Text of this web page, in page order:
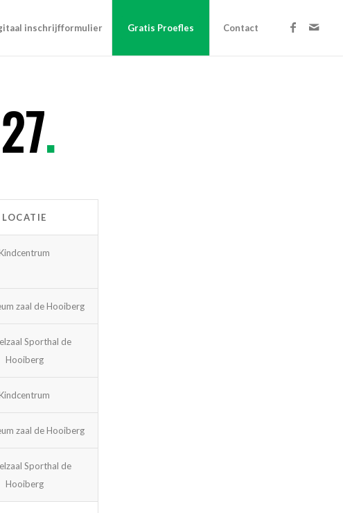
inschrijfformulier Gratis Proefles Contact
.
LOCATIE
zaal de Hooiberg
Sporthal de
Hooiberg
zaal de Hooiberg
Sporthal de
Hooiberg